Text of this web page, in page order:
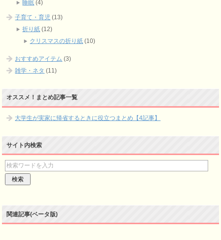
睡眠 (4)
子育て・育児 (13)
折り紙 (12)
クリスマスの折り紙 (10)
おすすめアイテム (3)
雑学・ネタ (11)
オススメ！まとめ記事一覧
大学生が実家に帰省するときに役立つまとめ【4記事】
サイト内検索
関連記事(ベータ版)